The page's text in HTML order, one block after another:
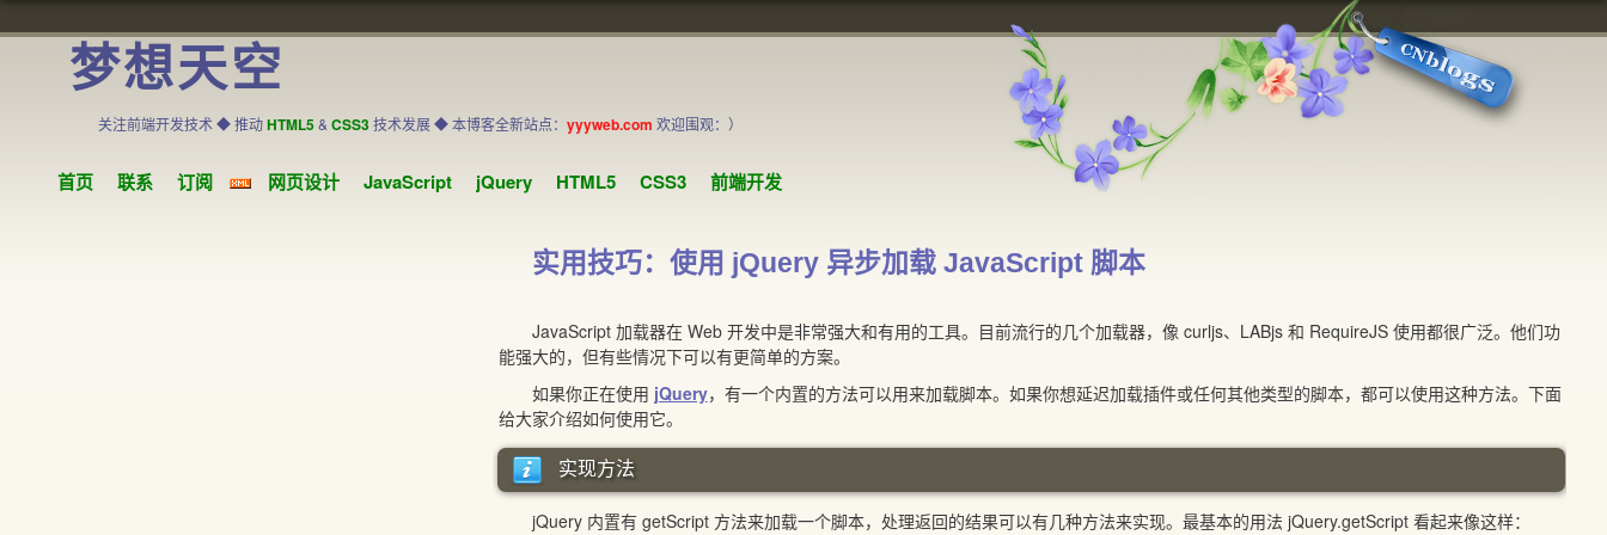
梦想天空
关注前端开发技术 ◆ 推动HTML5& CSS3技术发展 ◆ 本博客全新站点： yyyweb.com 欢迎围观：）
首页 联系 订阅 网页设计 JavaScript jQuery HTML5 CSS3 前端开发
实用技巧：使用 jQuery 异步加载 JavaScript 脚本
JavaScript 加载器在 Web 开发中是非常强大和有用的工具。目前流行的几个加载器，像 curljs、LABjs 和 RequireJS 使用都很广泛。他们功
能强大的，但有些情况下可以有更简单的方案。
如果你正在使用 jQuery，有一个内置的方法可以用来加载脚本。如果你想延迟加载插件或任何其他类型的脚本，都可以使用这种方法。下面
给大家介绍如何使用它。
实现方法
jQuery 内置有 getScript 方法来加载一个脚本，处理返回的结果可以有几种方法来实现。最基本的用法 jQuery.getScript 看起来像这样：